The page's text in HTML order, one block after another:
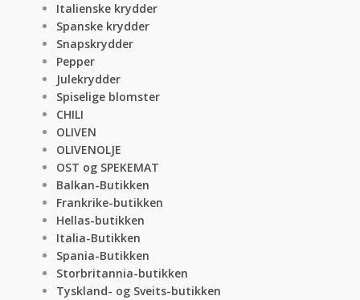
Italienske krydder
Spanske krydder
Snapskrydder
Pepper
Julekrydder
Spiselige blomster
CHILI
OLIVEN
OLIVENOLJE
OST og SPEKEMAT
Balkan-Butikken
Frankrike-butikken
Hellas-butikken
Italia-Butikken
Spania-Butikken
Storbritannia-butikken
Tyskland- og Sveits-butikken